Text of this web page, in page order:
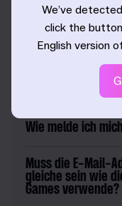
Ich habe den
Steam
Ich wohne in
Manager 26
Wie melde ich
Muss die E-Mail-
gleiche sein wie
Games verwende?
We’ve
click the
English version